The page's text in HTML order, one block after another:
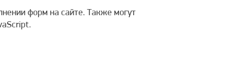
форм на сайте. Также могут